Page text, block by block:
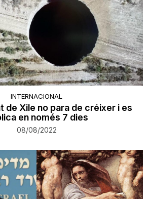
INTERNACIONAL
de Xile no para de créixer i es
en només 7 dies
08/08/2022